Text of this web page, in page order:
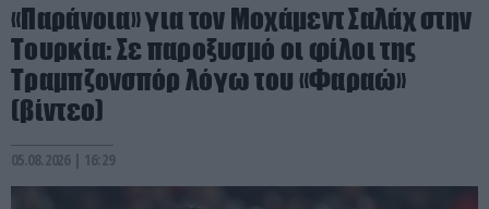
«Παράνοια» για τον Μοχάμεντ Σαλάχ στην
Τουρκία: Σε παροξυσμό οι φίλοι της
Τραμπζονσπόρ λόγω του «Φαραώ»
(βίντεο)
05.08.2026 | 16:29